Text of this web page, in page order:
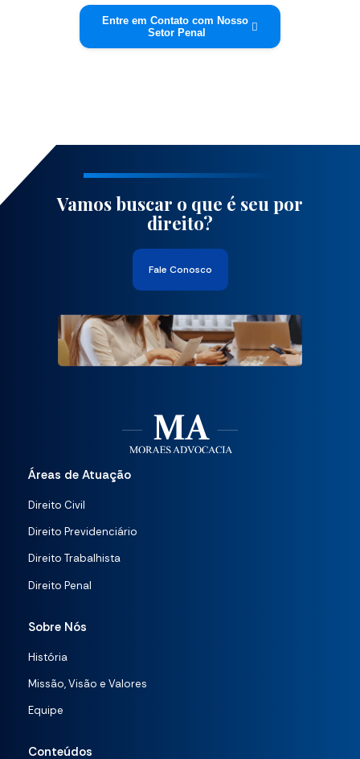
Entre em Contato com Nosso
Setor Penal
Vamos buscar o que é seu por
direito?
Fale Conosco
Áreas de Atuação
Direito Civil
Direito Previdenciário
Direito Trabalhista
Direito Penal
Sobre Nós
História
Missão, Visão e Valores
Equipe
Conteúdos